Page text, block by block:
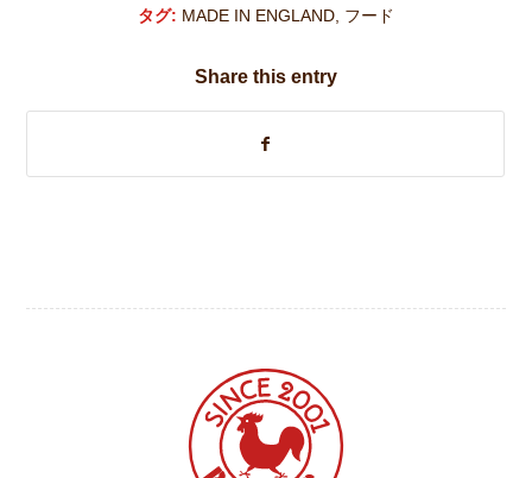
タグ: MADE IN ENGLAND, フード
Share this entry